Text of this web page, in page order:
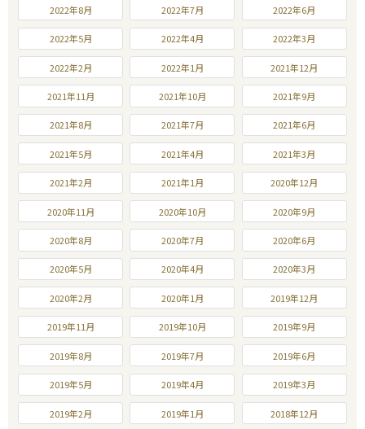
2022年8月 2022年7月 2022年6月
2022年5月 2022年4月 2022年3月
2022年2月 2022年1月 2021年12月
2021年11月 2021年10月 2021年9月
2021年8月 2021年7月 2021年6月
2021年5月 2021年4月 2021年3月
2021年2月 2021年1月 2020年12月
2020年11月 2020年10月 2020年9月
2020年8月 2020年7月 2020年6月
2020年5月 2020年4月 2020年3月
2020年2月 2020年1月 2019年12月
2019年11月 2019年10月 2019年9月
2019年8月 2019年7月 2019年6月
2019年5月 2019年4月 2019年3月
2019年2月 2019年1月 2018年12月